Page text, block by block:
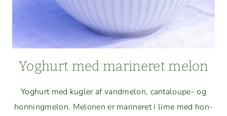
Yoghurt med marineret melon
Yoghurt med kugler af vand­mel­on, can­taloupe- og
hon­ning­mel­on. Mel­o­nen er marineret i lime med hon­